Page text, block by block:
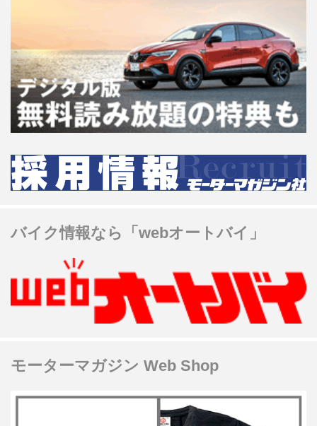
バイク情報なら「webオートバイ」
モーターマガジン Web Shop